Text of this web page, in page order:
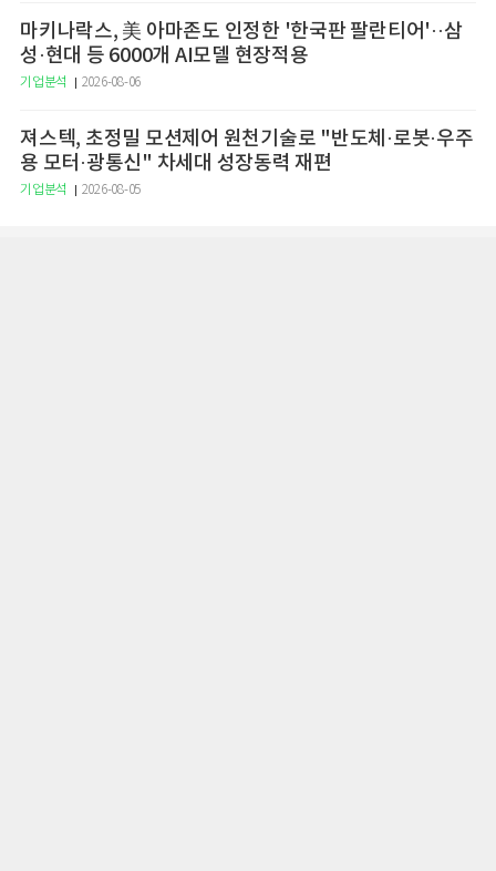
마키나락스, 美 아마존도 인정한 '한국판 팔란티어'··삼
성·현대 등 6000개 AI모델 현장적용
기업분석 2026-08-06
져스텍, 초정밀 모션제어 원천기술로 "반도체·로봇·우주
용 모터·광통신" 차세대 성장동력 재편
기업분석 2026-08-05